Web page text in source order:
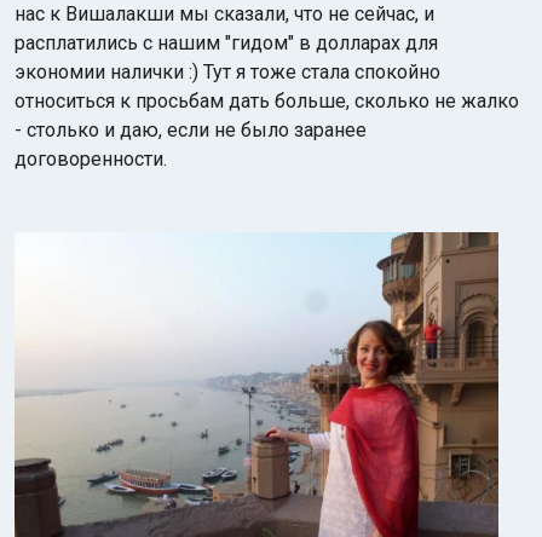
нас к Вишалакши мы сказали, что не сейчас, и
расплатились с нашим "гидом" в долларах для
экономии налички :) Тут я тоже стала спокойно
относиться к просьбам дать больше, сколько не жалко
- столько и даю, если не было заранее
договоренности.